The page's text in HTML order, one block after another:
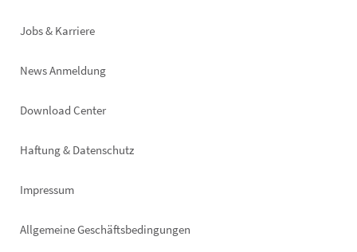
Jobs & Karriere
News Anmeldung
Footer
Download Center
Haftung & Datenschutz
Impressum
Allgemeine Geschäftsbedingungen